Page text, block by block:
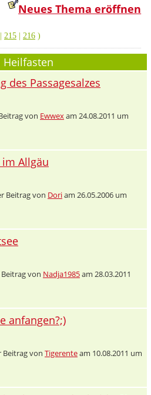
Neues Thema eröffnen
215 216 )
Heilfasten
des Passagesalzes
von Ewwexam 24.08.2011 um
Allgäu
Beitrag von Doriam 26.05.2006 um
von Nadja1985am 28.03.2011
anfangen?;)
Beitrag von Tigerenteam 10.08.2011 um